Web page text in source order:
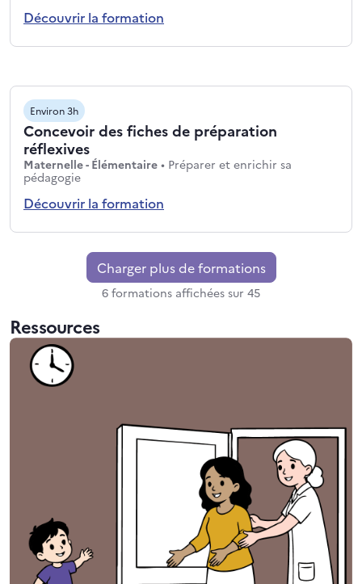
Découvrir la formation
Environ 3h
Concevoir des fiches de préparation
réflexives
Maternelle - Élémentaire Niveaux : Maternelle - Élémentaire
• Préparer et enrichir sa
pédagogieThématiques : Préparer et enrichir sa pédagogie
Découvrir la formation
Charger plus de formations
6 formations affichées sur 45
Ressources